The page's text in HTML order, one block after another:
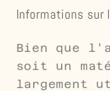
Informations sur
Bien que
soit un
largement